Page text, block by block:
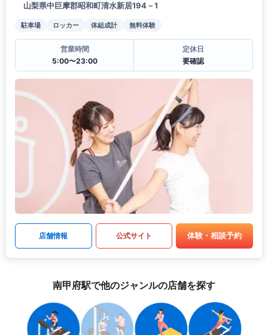
山梨県中巨摩郡昭和町清水新居194－1
駐車場 ロッカー 体組成計 無料体験
営業時間
5:00〜23:00
定休日
要確認
店舗情報 公式サイト 体験・相談予約
南甲府駅で他のジャンルの店舗を探す